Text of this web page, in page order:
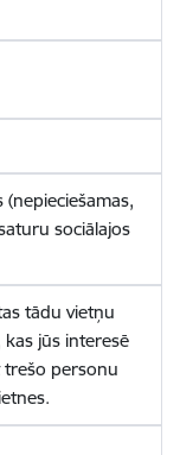
sociālajos
tādu vietņu
jūs interesē
trešo personu